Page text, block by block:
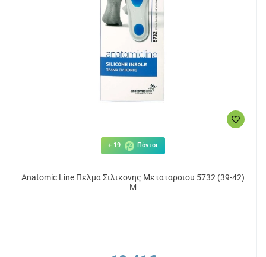
+ 19 Πόντοι
Anatomic Line Πελμα Σιλικονης Μεταταρσιου 5732 (39-42)
M